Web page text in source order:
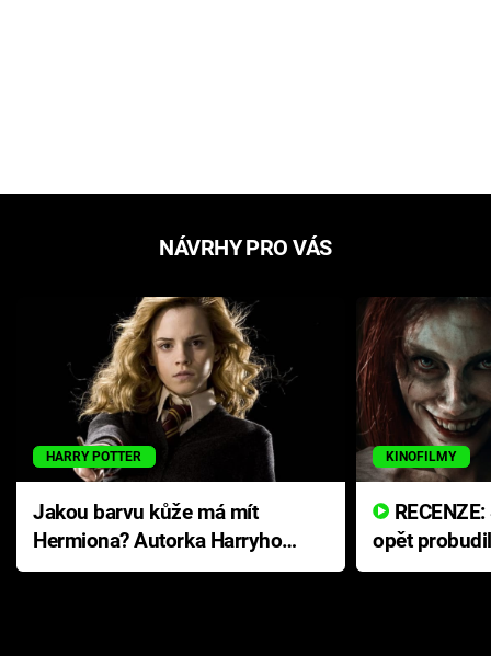
NÁVRHY PRO VÁS
HARRY POTTER
Jakou barvu kůže má mít
Hermiona? Autorka Harryho
Pottera přišla s ráznou
KINOFILMY
opět
přichází s